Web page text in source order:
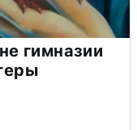
гимназии